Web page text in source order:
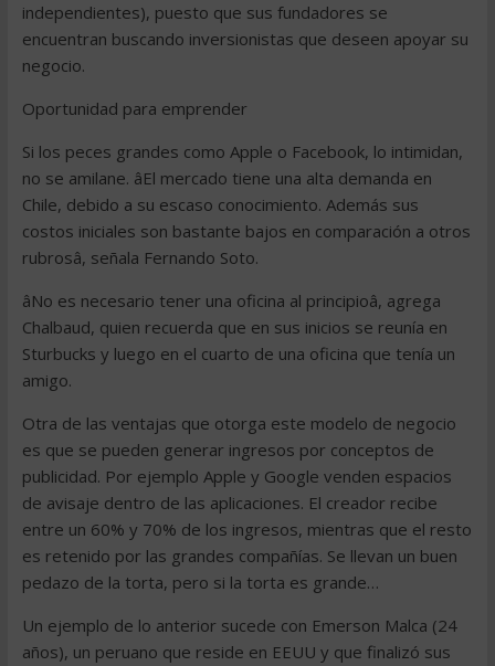
independientes), puesto que sus fundadores se
encuentran buscando inversionistas que deseen apoyar su
negocio.
Oportunidad para emprender
Si los peces grandes como Apple o Facebook, lo intimidan,
no se amilane. âEl mercado tiene una alta demanda en
Chile, debido a su escaso conocimiento. Además sus
costos iniciales son bastante bajos en comparación a otros
rubrosâ, señala Fernando Soto.
âNo es necesario tener una oficina al principioâ, agrega
Chalbaud, quien recuerda que en sus inicios se reunía en
Sturbucks y luego en el cuarto de una oficina que tenía un
amigo.
Otra de las ventajas que otorga este modelo de negocio
es que se pueden generar ingresos por conceptos de
publicidad. Por ejemplo Apple y Google venden espacios
de avisaje dentro de las aplicaciones. El creador recibe
entre un 60% y 70% de los ingresos, mientras que el resto
es retenido por las grandes compañías. Se llevan un buen
pedazo de la torta, pero si la torta es grande…
Un ejemplo de lo anterior sucede con Emerson Malca (24
años), un peruano que reside en EEUU y que finalizó sus